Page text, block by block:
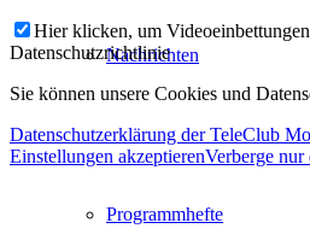
Nachrichten
Programmhefte
Hier klicken, um
Datenschutzrichtlinie
Sie können unsere Cookies und
Datenschutzerklärung der TeleClub
Einstellungen akzeptierenVerberge